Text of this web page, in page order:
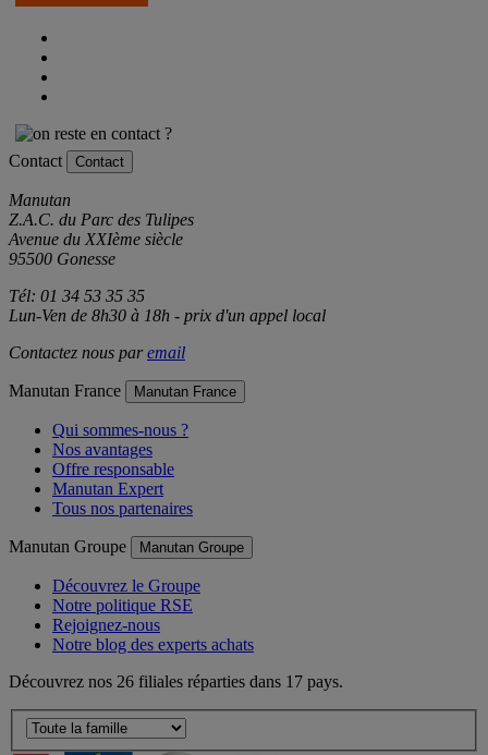
Contact Contact
Manutan
Z.A.C. du Parc des Tulipes
Avenue du XXIème siècle
95500 Gonesse
Tél: 01 34 53 35 35
Lun-Ven de 8h30 à 18h - prix d'un appel local
Contactez nous paremail
Manutan France Manutan France
Qui sommes-nous ?
Nos avantages
Offre responsable
Manutan Expert
Tous nos partenaires
Manutan Groupe Manutan Groupe
Découvrez le Groupe
Notre politique RSE
Rejoignez-nous
Notre blog des experts achats
Découvrez nos 26 filiales réparties dans 17 pays.